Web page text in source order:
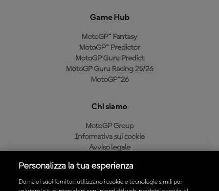
Game Hub
MotoGP™ Fantasy
MotoGP™ Predictor
MotoGP Guru Predict
MotoGP Guru Racing 25/26
MotoGP™26
Chi siamo
MotoGP Group
Informativa sui cookie
Avviso legale
Condizioni di acquisto
Personalizza la tua esperienza
Dorna e i suoi fornitori utilizzano i cookie e tecnologie simili per